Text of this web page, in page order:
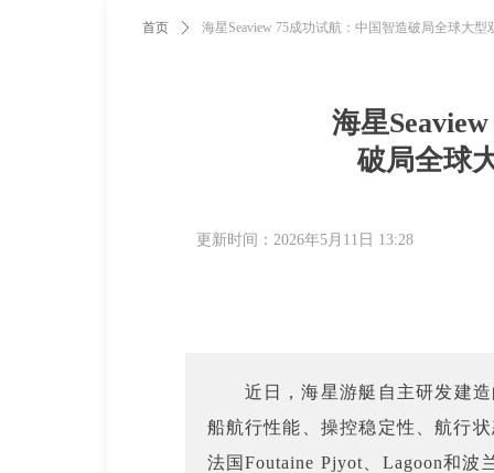
海星
破局全球
首页 ꄲ 海星Seaview 75成功试航：中国智造破局全球大
近日，海星游艇自主研发建
船航行性能、操控稳定性、航行
法国Foutaine Pjyot、Lagoon和波
更新时间： 2026年5月11日 13:28